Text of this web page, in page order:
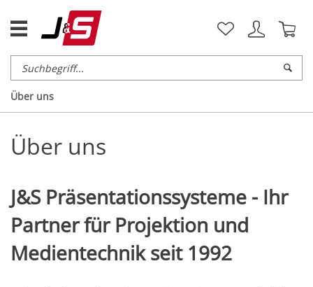
Über uns
Über uns
J&S Präsentationssysteme - Ihr
Partner für Projektion und
Medientechnik seit 1992